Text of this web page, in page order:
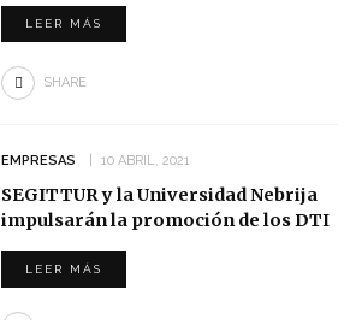
LEER MÁS
SHARE
EMPRESAS 10 ABRIL, 2021
SEGITTUR y la Universidad Nebrija
impulsarán la promoción de los DTI
LEER MÁS